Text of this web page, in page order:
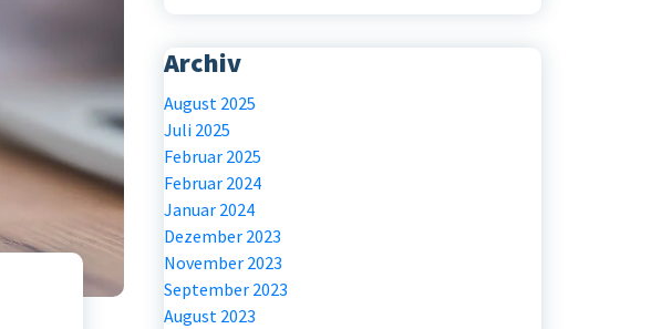
Archiv
August 2025
Juli 2025
Februar 2025
Februar 2024
Januar 2024
Dezember 2023
November 2023
September 2023
August 2023